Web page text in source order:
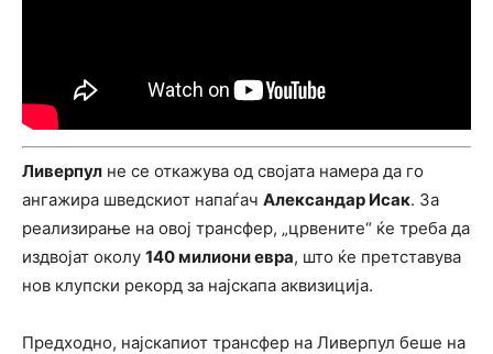
Ливерпул не се откажува од својата намера да го
ангажира шведскиот напаѓач Александар Исак. За
реализирање на овој трансфер, „црвените“ ќе треба да
издвојат околу 140 милиони евра, што ќе претставува
нов клупски рекорд за најскапа аквизиција.
Предходно, најскапиот трансфер на Ливерпул беше на